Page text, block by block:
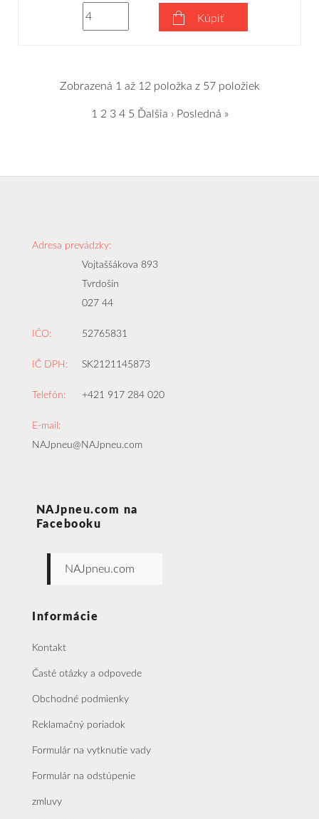
Kúpiť
Zobrazená 1 až 12 položka z 57 položiek
1 2 3 4 5 Ďalšia › Posledná »
Adresa prevádzky:
Vojtaššákova 893
Tvrdošín
027 44
IČO: 52765831
IČ DPH: SK2121145873
Telefón: +421 917 284 020
E-mail:
NAJpneu@NAJpneu.com
NAJpneu.com na
Facebooku
NAJpneu.com
Informácie
Kontakt
Časté otázky a odpovede
Obchodné podmienky
Reklamačný poriadok
Formulár na vytknutie vady
Formulár na odstúpenie
zmluvy